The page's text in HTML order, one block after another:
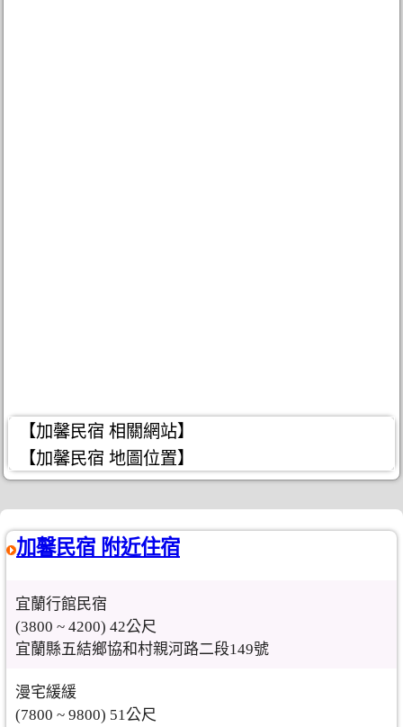
【加馨民宿 相關網站】
【加馨民宿 地圖位置】
加馨民宿 附近住宿
宜蘭行館民宿
(3800 ~ 4200) 42公尺
宜蘭縣五結鄉協和村親河路二段149號
漫宅緩緩
(7800 ~ 9800) 51公尺